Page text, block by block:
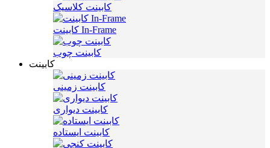
کابینت کلاسیک
کابینت In-Frame
کابینت چوب
کابینت
کابینت زمینی
کابینت دیواری
کابینت ایستاده